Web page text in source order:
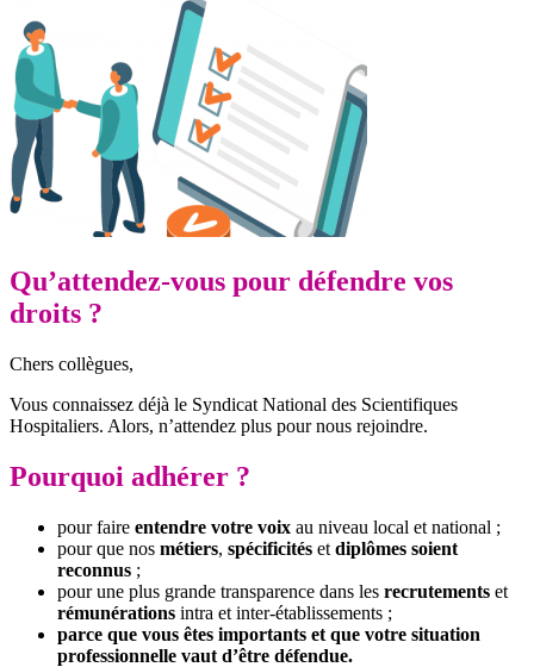
Qu’attendez-vous pour défendre vos
droits ?
Chers collègues,
Vous connaissez déjà le Syndicat National des Scientifiques
Hospitaliers. Alors, n’attendez plus pour nous rejoindre.
Pourquoi adhérer ?
pour faire entendre votre voix au niveau local et national ;
pour que nos métiers, spécificités et diplômes soient
reconnus ;
pour une plus grande transparence dans les recrutements et
rémunérations intra et inter-établissements ;
parce que vous êtes importants et que votre situation
professionnelle vaut d’être défendue.